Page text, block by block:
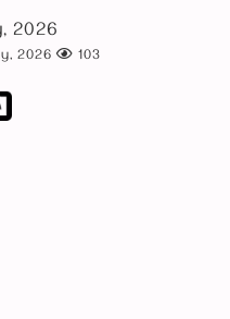
2026
2026 103